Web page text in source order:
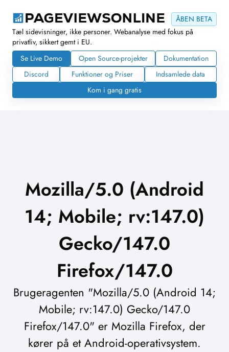
ÅBEN BETA
Tæl sidevisninger, ikke personer. Webanalyse med fokus på
privatliv, sikkert gemt i EU.
Se Live Demo
Open Source-projekter
Dokumentation
Discord
Funktioner og Priser
Indsamlede data
Kom i gang gratis
Mozilla/5.0 (Android
14; Mobile; rv:147.0)
Gecko/147.0
Firefox/147.0
Brugeragenten "Mozilla/5.0 (Android 14;
Mobile; rv:147.0) Gecko/147.0
Firefox/147.0" er Mozilla Firefox, der
kører på et Android-operativsystem.